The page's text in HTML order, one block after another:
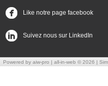
Like notre page facebook
Suivez nous sur LinkedIn
Powered by aiw-pro | all-in-web © 2026 |